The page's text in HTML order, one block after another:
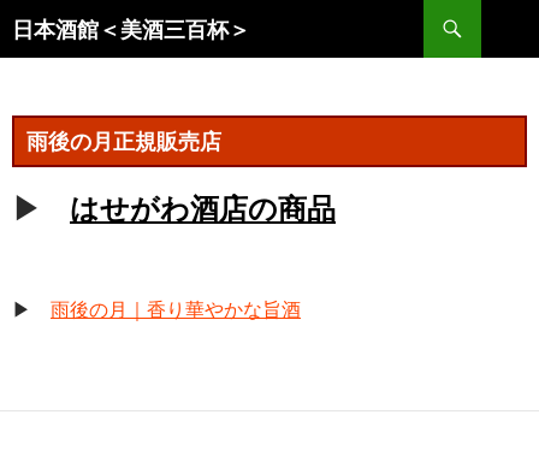
ン
キ
日本酒館＜美酒三百杯＞
索
雨後の月正規販売店
▶ はせがわ酒店の商品
▶ 雨後の月｜香り華やかな旨酒